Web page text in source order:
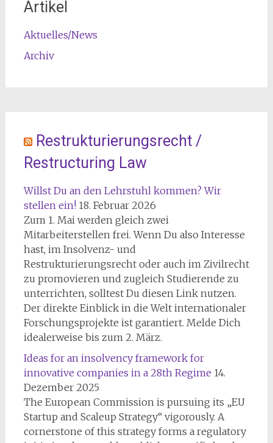
Artikel
Aktuelles/News
Archiv
Restrukturierungsrecht /
Restructuring Law
Willst Du an den Lehrstuhl kommen? Wir
stellen ein! 18. Februar 2026
Zum 1. Mai werden gleich zwei
Mitarbeiterstellen frei. Wenn Du also Interesse
hast, im Insolvenz- und
Restrukturierungsrecht oder auch im Zivilrecht
zu promovieren und zugleich Studierende zu
unterrichten, solltest Du diesen Link nutzen.
Der direkte Einblick in die Welt internationaler
Forschungsprojekte ist garantiert. Melde Dich
idealerweise bis zum 2. März.
Ideas for an insolvency framework for
innovative companies in a 28th Regime 14.
Dezember 2025
The European Commission is pursuing its „EU
Startup and Scaleup Strategy“ vigorously. A
cornerstone of this strategy forms a regulatory